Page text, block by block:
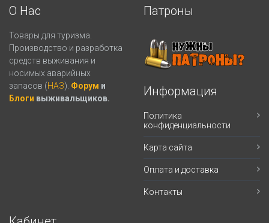
О Нас
Товары для туризма.
Производство и разработка
средств выживания и
носимых аварийных
запасов (НАЗ). Форум и
Блоги выживальщиков.
Патроны
Информация
Политика
конфиденциальности
Карта сайта
Оплата и доставка
Контакты